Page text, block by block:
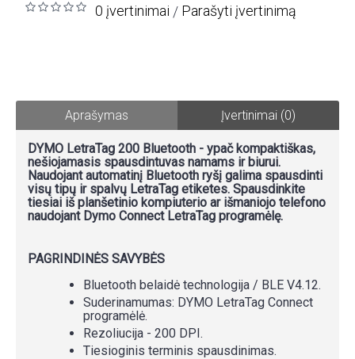
0 įvertinimai / Parašyti įvertinimą
Aprašymas Įvertinimai (0)
DYMO LetraTag 200 Bluetooth - ypač kompaktiškas,
nešiojamasis spausdintuvas namams ir biurui.
Naudojant automatinį Bluetooth ryšį galima spausdinti
visų tipų ir spalvų LetraTag etiketes. Spausdinkite
tiesiai iš planšetinio kompiuterio ar išmaniojo telefono
naudojant Dymo Connect LetraTag programėlę.
PAGRINDINĖS SAVYBĖS
Bluetooth belaidė technologija / BLE V4.12.
Suderinamumas: DYMO LetraTag Connect
programėlė.
Rezoliucija - 200 DPI.
Tiesioginis terminis spausdinimas.